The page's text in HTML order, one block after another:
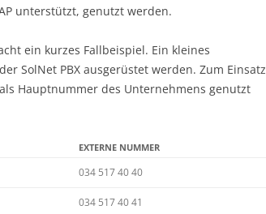
unterstützt, genutzt werden.
ein kurzes Fallbeispiel. Ein kleines
SolNet PBX ausgerüstet werden. Zum Einsatz
Hauptnummer des Unternehmens genutzt
EXTERNE NUMMER
034 517 40 40
034 517 40 41